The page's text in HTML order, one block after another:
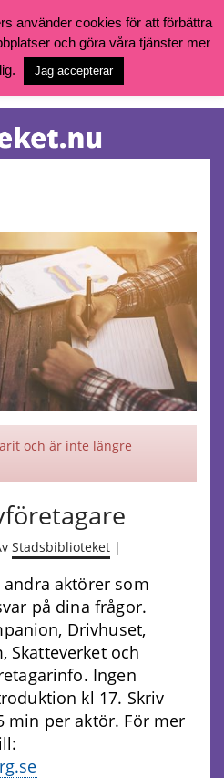
ditt bibliotekskonto eller nå övriga
och är inte längre
Stadsbiblioteket |
aktörer som
på dina frågor.
Drivhuset,
Skatteverket och
Ingen
kl 17. Skriv
min per aktör. För mer
använder cookies för att förbättra
och göra våra tjänster mer
Jag accepterar